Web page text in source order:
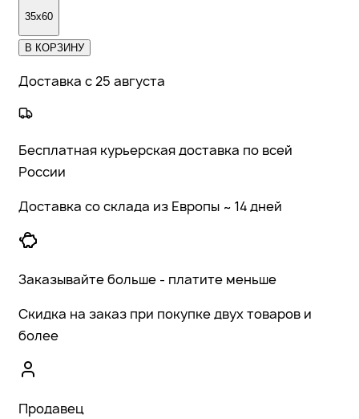
35x60
В КОРЗИНУ
Доставка с 25 августа
Бесплатная курьерская доставка по всей
России
Доставка со склада из Европы ~ 14 дней
Заказывайте больше - платите меньше
Скидка на заказ при покупке двух товаров и
более
Продавец